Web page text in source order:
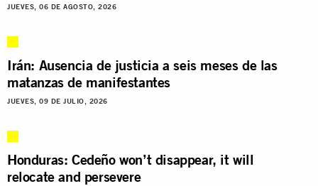
JUEVES, 06 DE AGOSTO, 2026
Irán: Ausencia de justicia a seis meses de las
matanzas de manifestantes
JUEVES, 09 DE JULIO, 2026
Honduras: Cedeño won’t disappear, it will
relocate and persevere